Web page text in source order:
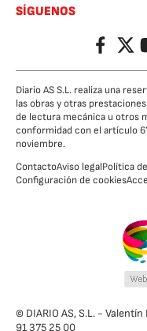
SÍGUENOS
FacebookTwitter
Diario AS S.L. realiza una
las obras y otras
de lectura mecánica u otros
conformidad con el artículo
noviembre.
ContactoAviso legalPolítica
Configuración de cookies
© DIARIO AS, S.L. -
91 375 25 00